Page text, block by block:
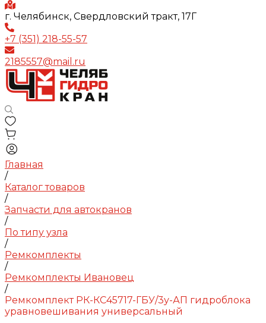
г. Челябинск, Свердловский тракт, 17Г
+7 (351) 218-55-57
2185557@mail.ru
Главная
/
Каталог товаров
/
Запчасти для автокранов
/
По типу узла
/
Ремкомплекты
/
Ремкомплекты Ивановец
/
Ремкомплект РК-КС45717-ГБУ/3у-АП гидроблока
уравновешивания универсальный